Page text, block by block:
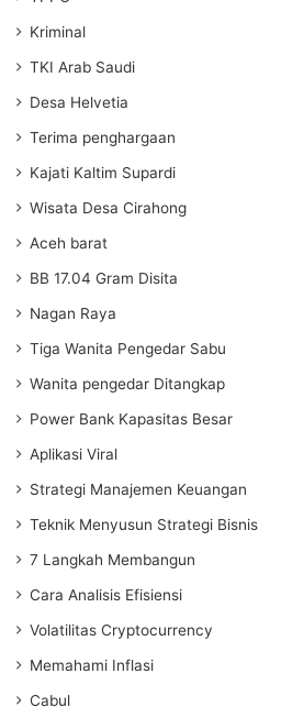
Kriminal
TKI Arab Saudi
Desa Helvetia
Terima penghargaan
Kajati Kaltim Supardi
Wisata Desa Cirahong
Aceh barat
BB 17.04 Gram Disita
Nagan Raya
Tiga Wanita Pengedar Sabu
Wanita pengedar Ditangkap
Power Bank Kapasitas Besar
Aplikasi Viral
Strategi Manajemen Keuangan
Teknik Menyusun Strategi Bisnis
7 Langkah Membangun
Cara Analisis Efisiensi
Volatilitas Cryptocurrency
Memahami Inflasi
Cabul